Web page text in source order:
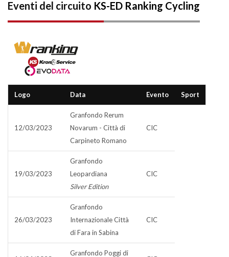
Eventi del circuito KS-ED Ranking Cycling
Logo Data Evento Sport
12/03/2023
Granfondo Rerum
Novarum - Città di
Carpineto Romano
CIC
19/03/2023
Granfondo
Leopardiana
Silver Edition
CIC
26/03/2023
Granfondo
Internazionale Città
di Fara in Sabina
CIC
Granfondo Poggi di